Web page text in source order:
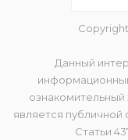
Данный
ознакомительный
является
Статьи